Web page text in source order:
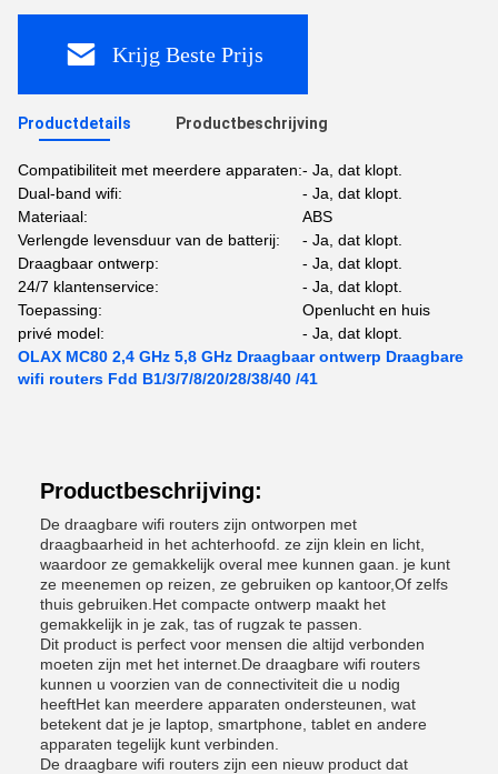
Krijg Beste Prijs
Productdetails Productbeschrijving
Compatibiliteit met meerdere apparaten:- Ja, dat klopt.
Dual-band wifi:
- Ja, dat klopt.
Materiaal:
ABS
Verlengde levensduur van de batterij:
- Ja, dat klopt.
Draagbaar ontwerp:
- Ja, dat klopt.
24/7 klantenservice:
- Ja, dat klopt.
Toepassing:
Openlucht en huis
privé model:
- Ja, dat klopt.
OLAX MC80 2,4 GHz 5,8 GHz Draagbaar ontwerp Draagbare
wifi routers Fdd B1/3/7/8/20/28/38/40 /41
Productbeschrijving:
De draagbare wifi routers zijn ontworpen met
draagbaarheid in het achterhoofd. ze zijn klein en licht,
waardoor ze gemakkelijk overal mee kunnen gaan. je kunt
ze meenemen op reizen, ze gebruiken op kantoor,Of zelfs
thuis gebruiken.Het compacte ontwerp maakt het
gemakkelijk in je zak, tas of rugzak te passen.
Dit product is perfect voor mensen die altijd verbonden
moeten zijn met het internet.De draagbare wifi routers
kunnen u voorzien van de connectiviteit die u nodig
heeftHet kan meerdere apparaten ondersteunen, wat
betekent dat je je laptop, smartphone, tablet en andere
apparaten tegelijk kunt verbinden.
De draagbare wifi routers zijn een nieuw product dat